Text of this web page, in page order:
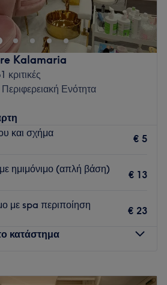
γκάμα υπηρεσιών
Go to venue
Kalamaria
κριτικές
Ενότητα
και σχήμα
€ 5
ημιμόνιμο (απλή βάση)
€ 13
με spa περιποίηση
€ 23
κατάστημα
09:00